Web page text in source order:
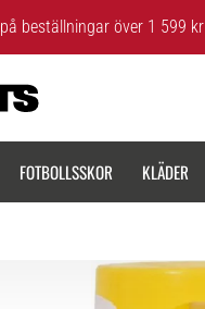
på beställningar över 1 599 kr
FOTBOLLSSKOR KLÄDER